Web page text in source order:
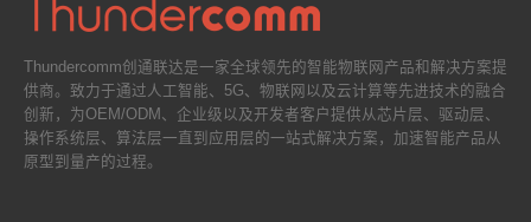
Thundercomm创通联达是一家全球领先的智能物联网产品和解决方案提
供商。致力于通过人工智能、5G、物联网以及云计算等先进技术的融合
创新，为OEM/ODM、企业级以及开发者客户提供从芯片层、驱动层、
操作系统层、算法层一直到应用层的一站式解决方案，加速智能产品从
原型到量产的过程。